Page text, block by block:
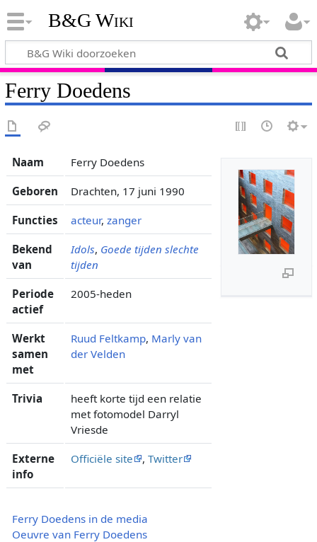
B&G Wiki
Ferry Doedens
Naam Ferry Doedens
Geboren Drachten, 17 juni 1990
Functies acteur, zanger
Bekend
van
Idols, Goede tijden slechte
tijden
Periode
actief
2005-heden
Werkt
samen
met
Ruud Feltkamp, Marly van
der Velden
Trivia
heeft korte tijd een relatie
met fotomodel Darryl
Vriesde
Externe
info
Officiële site , Twitter
Ferry Doedens in de media
Oeuvre van Ferry Doedens